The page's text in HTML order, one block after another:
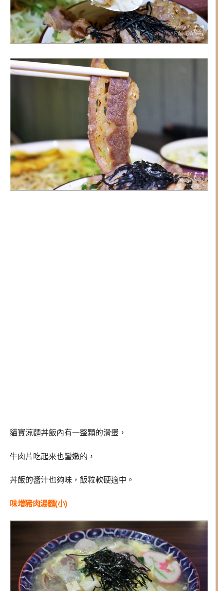
貓寶涼麵丼飯內有一整顆的滑蛋，
牛肉片吃起來也蠻嫩的，
丼飯的醬汁也夠味，飯粒軟硬適中。
味增豬肉湯麵(小)